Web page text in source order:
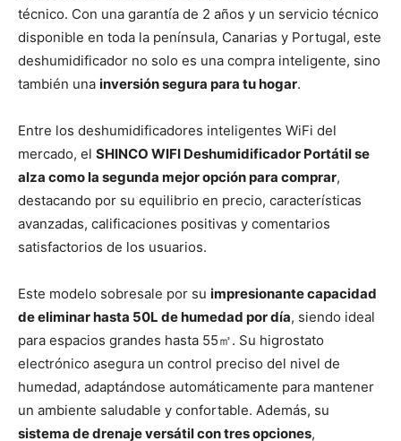
técnico. Con una garantía de 2 años y un servicio técnico
disponible en toda la península, Canarias y Portugal, este
deshumidificador no solo es una compra inteligente, sino
también una inversión segura para tu hogar.
Entre los deshumidificadores inteligentes WiFi del
mercado, el SHINCO WIFI Deshumidificador Portátil se
alza como la segunda mejor opción para comprar,
destacando por su equilibrio en precio, características
avanzadas, calificaciones positivas y comentarios
satisfactorios de los usuarios.
Este modelo sobresale por su impresionante capacidad
de eliminar hasta 50L de humedad por día, siendo ideal
para espacios grandes hasta 55㎡. Su higrostato
electrónico asegura un control preciso del nivel de
humedad, adaptándose automáticamente para mantener
un ambiente saludable y confortable. Además, su
sistema de drenaje versátil con tres opciones,